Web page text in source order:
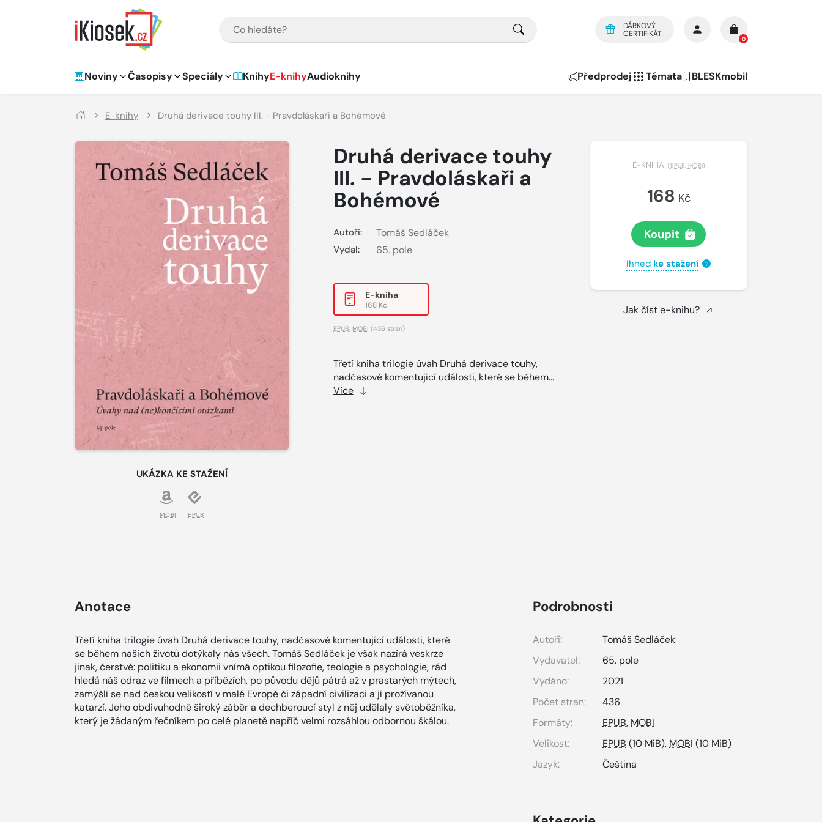
DÁRKOVÝ
CERTIFIKÁT
0
Hlavní navigace
Noviny Časopisy Speciály KnihyE-knihyAudioknihy Předprodej Témata BLESKmobil
E-knihy Druhá derivace touhy III. - Pravdoláskaři a Bohémové
UKÁZKA KE STAŽENÍ
MOBI EPUB
Druhá derivace touhy
III. - Pravdoláskaři a
Bohémové
Autoři: Tomáš Sedláček
Vydal: 65. pole
E-kniha
168 Kč
EPUB MOBI (436 stran)
Třetí kniha trilogie úvah Druhá derivace touhy,
nadčasově komentující události, které se během...
Více
E-KNIHA (EPUB, MOBI)
168 Kč
Koupit
Ihned ke stažení ?
Jak číst e-knihu?
Anotace
Třetí kniha trilogie úvah Druhá derivace touhy, nadčasově komentující události, které
se během našich životů dotýkaly nás všech. Tomáš Sedláček je však nazírá veskrze
jinak, čerstvě: politiku a ekonomii vnímá optikou filozofie, teologie a psychologie, rád
hledá náš odraz ve filmech a příbězích, po původu dějů pátrá až v prastarých mýtech,
zamýšlí se nad českou velikostí v malé Evropě či západní civilizaci a jí prožívanou
katarzí. Jeho obdivuhodně široký záběr a dechberoucí styl z něj udělaly světoběžníka,
který je žádaným řečníkem po celé planetě napříč velmi rozsáhlou odbornou škálou.
Podrobnosti
Autoři:
Tomáš Sedláček
Vydavatel:
65. pole
Vydáno:
2021
Počet stran:
436
Formáty:
EPUB, MOBI
Velikost:
EPUB (10 MiB), MOBI (10 MiB)
Jazyk:
Čeština